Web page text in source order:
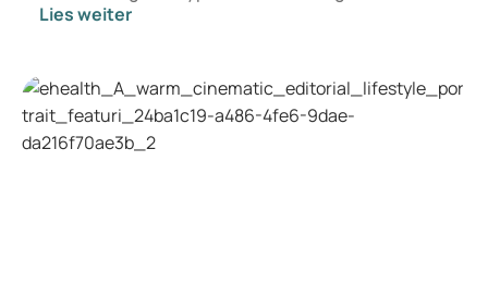
Wenn Sie eine Therapie zur Gewichtskontrolle
Sie geeignet ist, entscheidet ein Arzt auf
Grundlage Ihrer Gesundheit, Ihres BMI und Ihres
Medikamentenkonsums.
Lies weiter